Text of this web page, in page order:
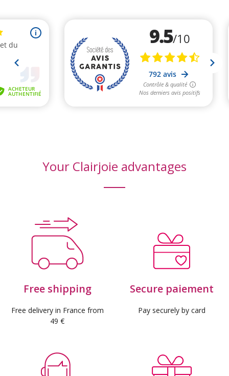
Your Clairjoie advantages
Free shipping
Free delivery in France from
49 €
Secure paiement
Pay securely by card